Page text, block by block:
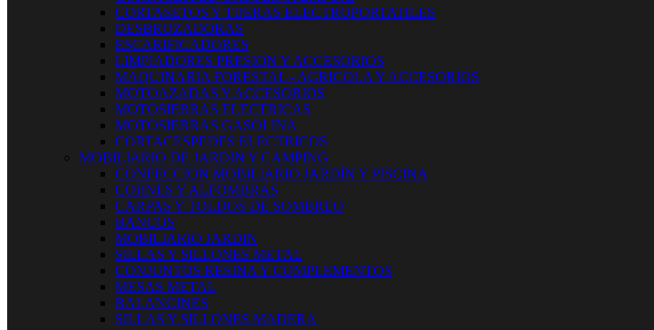
CORTASETOS Y TIJERAS ELECTROPORTATILES
DESBROZADORAS
ESCARIFICADORES
LIMPIADORES PRESION Y ACCESORIOS
MAQUINARIA FORESTAL - AGRICOLA Y ACCESORIOS
MOTOAZADAS Y ACCESORIOS
MOTOSIERRAS ELECTRICAS
MOTOSIERRAS GASOLINA
CORTACESPEDES ELECTRICOS
MOBILIARIO DE JARDIN Y CAMPING
CONFECCION MOBILIARIO JARDÍN Y PISCINA
COJINES Y ALFOMBRAS
CARPAS Y TOLDOS DE SOMBREO
BANCOS
MOBILIARIO JARDIN
SILLAS Y SILLONES METAL
CONJUNTOS RESINA Y COMPLEMENTOS
MESAS METAL
BALANCINES
SILLAS Y SILLONES MADERA